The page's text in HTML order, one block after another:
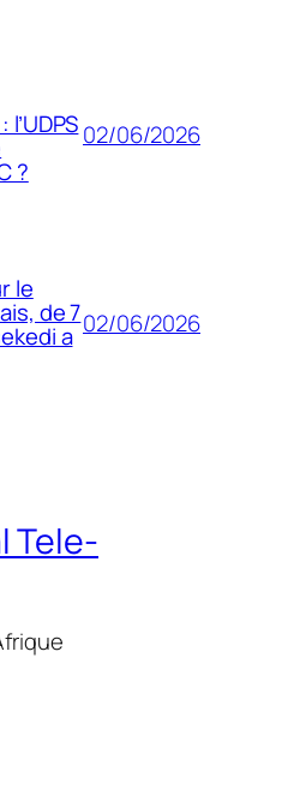
?
02/06/2026
le
de 7
a 02/06/2026
Tele-